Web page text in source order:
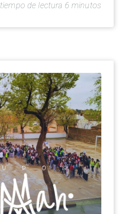
tiempo de lectura 6 minutos